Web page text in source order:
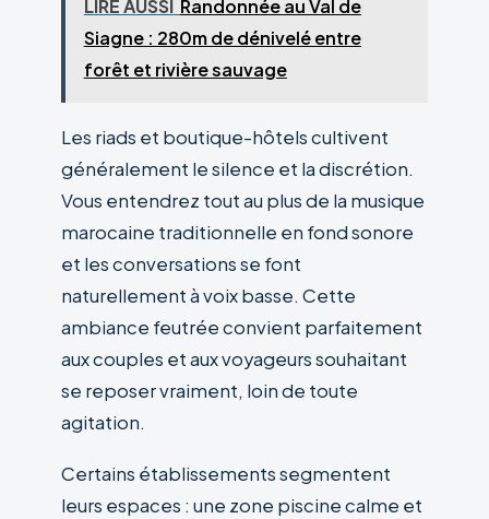
LIRE AUSSI Randonnée au Val de
Siagne : 280m de dénivelé entre
forêt et rivière sauvage
Les riads et boutique-hôtels cultivent
généralement le silence et la discrétion.
Vous entendrez tout au plus de la musique
marocaine traditionnelle en fond sonore
et les conversations se font
naturellement à voix basse. Cette
ambiance feutrée convient parfaitement
aux couples et aux voyageurs souhaitant
se reposer vraiment, loin de toute
agitation.
Certains établissements segmentent
leurs espaces : une zone piscine calme et